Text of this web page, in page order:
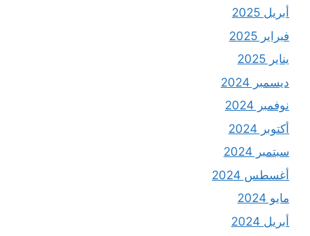
أبريل 2025
فبراير 2025
يناير 2025
ديسمبر 2024
نوفمبر 2024
أكتوبر 2024
سبتمبر 2024
أغسطس 2024
مايو 2024
أبريل 2024